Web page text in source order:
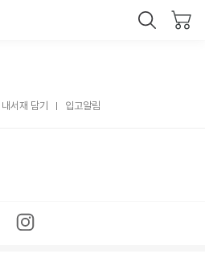
내서재 담기 입고알림